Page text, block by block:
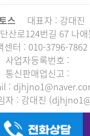
스
대표자 : 강대진
산로124번길 67 나
센터 : 010-3796-7862
사업자등록번호 :
통신판매업신고 :
:
자 : 강대진
© 파토스 ALL RIGHTS